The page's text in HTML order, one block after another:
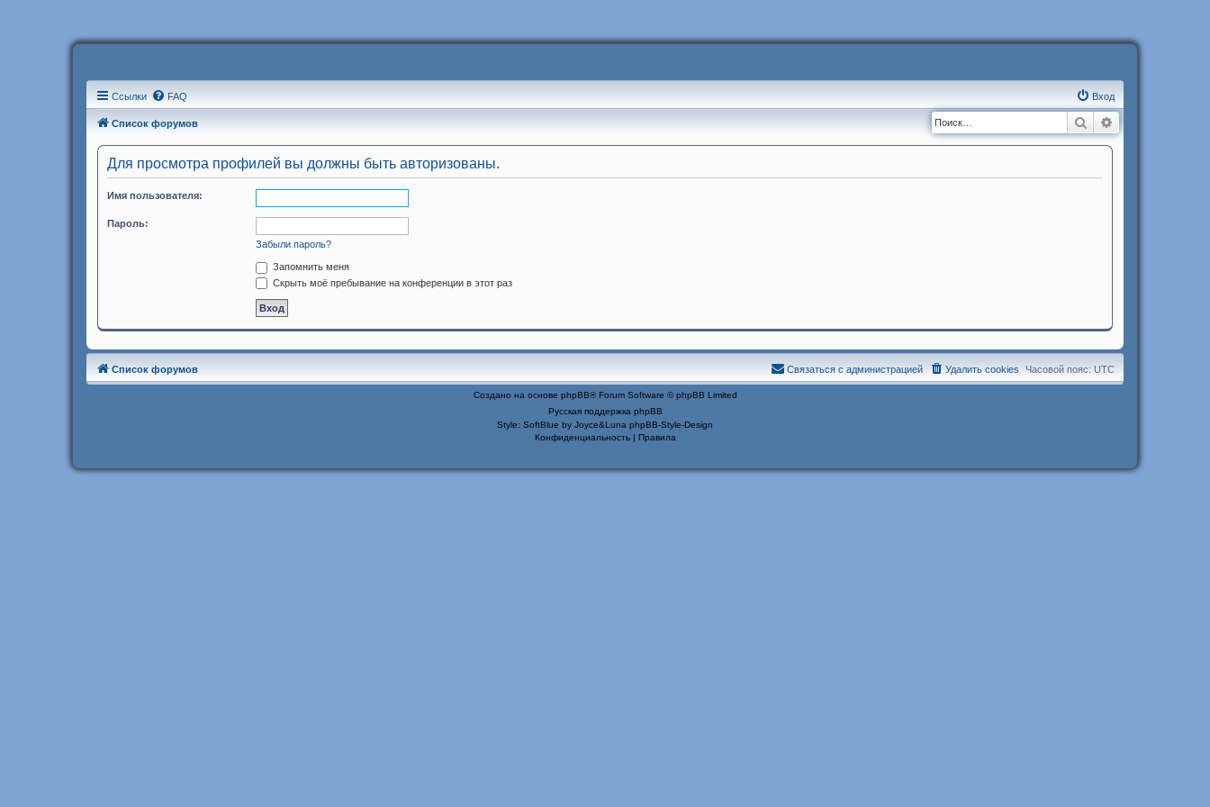
Ссылки FAQ Вход
Список форумов Поиск
Для просмотра профилей вы должны быть авторизованы.
Имя пользователя:
Пароль:
Забыли пароль?
Запомнить меня
Скрыть моё пребывание на конференции в этот раз
Список форумов Часовой пояс: UTC
Удалить cookies
Связаться с администрацией
Создано на основе phpBB® Forum Software © phpBB Limited
Русская поддержка phpBB
Style: SoftBlue by Joyce&Luna phpBB-Style-Design
Конфиденциальность| Правила